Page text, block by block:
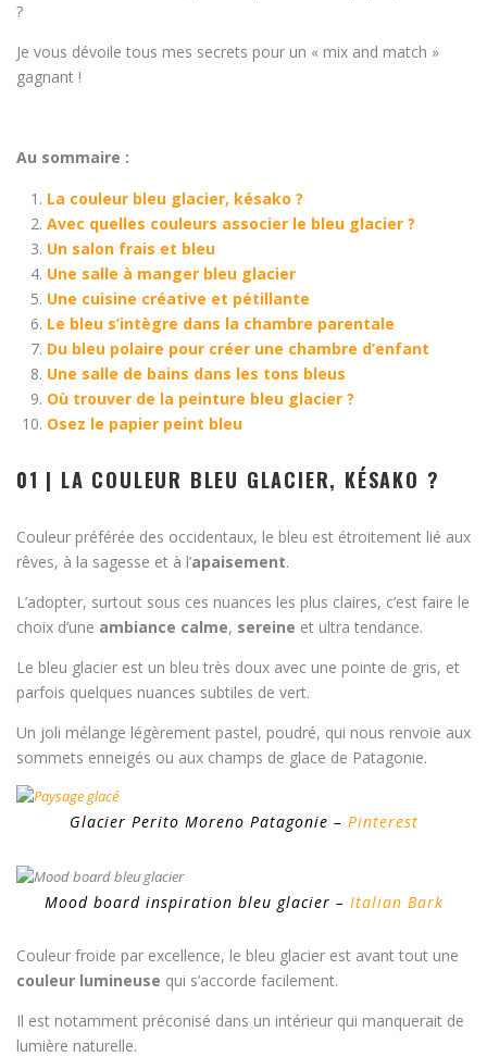
?
Je vous dévoile tous mes secrets pour un « mix and match »
gagnant !
Au sommaire :
La couleur bleu glacier, késako ?
Avec quelles couleurs associer le bleu glacier ?
Un salon frais et bleu
Une salle à manger bleu glacier
Une cuisine créative et pétillante
Le bleu s’intègre dans la chambre parentale
Du bleu polaire pour créer une chambre d’enfant
Une salle de bains dans les tons bleus
Où trouver de la peinture bleu glacier ?
Osez le papier peint bleu
01 | LA COULEUR BLEU GLACIER, KÉSAKO ?
Couleur préférée des occidentaux, le bleu est étroitement lié aux
rêves, à la sagesse et à l’apaisement.
L’adopter, surtout sous ces nuances les plus claires, c’est faire le
choix d’une ambiance calme, sereine et ultra tendance.
Le bleu glacier est un bleu très doux avec une pointe de gris, et
parfois quelques nuances subtiles de vert.
Un joli mélange légèrement pastel, poudré, qui nous renvoie aux
sommets enneigés ou aux champs de glace de Patagonie.
Glacier Perito Moreno Patagonie – Pinterest
Mood board inspiration bleu glacier – Italian Bark
Couleur froide par excellence, le bleu glacier est avant tout une
couleur lumineuse qui s’accorde facilement.
Il est notamment préconisé dans un intérieur qui manquerait de
lumière naturelle.